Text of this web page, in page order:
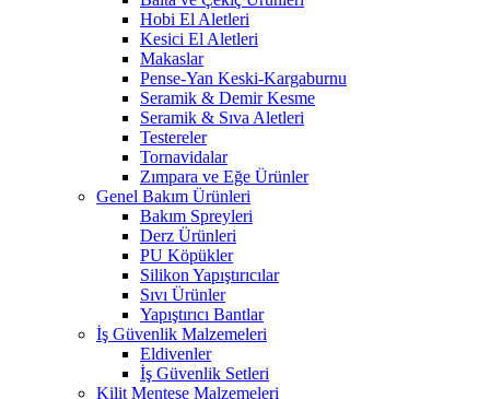
Hobi El Aletleri
Kesici El Aletleri
Makaslar
Pense-Yan Keski-Kargaburnu
Seramik & Demir Kesme
Seramik & Sıva Aletleri
Testereler
Tornavidalar
Zımpara ve Eğe Ürünler
Genel Bakım Ürünleri
Bakım Spreyleri
Derz Ürünleri
PU Köpükler
Silikon Yapıştırıcılar
Sıvı Ürünler
Yapıştırıcı Bantlar
İş Güvenlik Malzemeleri
Eldivenler
İş Güvenlik Setleri
Kilit Menteşe Malzemeleri